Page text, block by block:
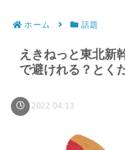
ホーム 話題
えきねっと東北新
で避けれる？とく
2022.04.13